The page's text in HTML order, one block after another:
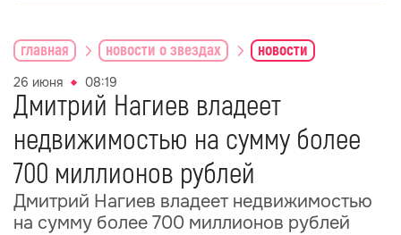
главная новости о звездах новости
26 июня 08:19
Дмитрий Нагиев владеет
недвижимостью на сумму более
700 миллионов рублей
Дмитрий Нагиев владеет недвижимостью
на сумму более 700 миллионов рублей